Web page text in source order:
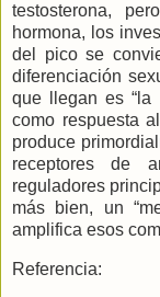
testosterona,
hormona, los
del pico se
diferenciación
que llegan es “la
como respuesta
produce
receptores de
reguladores
más bien, un
amplifica esos
Referencia: